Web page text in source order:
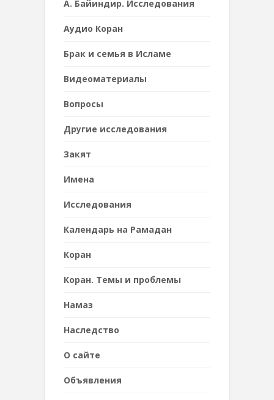
А. Байиндир. Исследования
Аудио Коран
Брак и семья в Исламе
Видеоматериалы
Вопросы
Другие исследования
Закят
Имена
Исследования
Календарь на Рамадан
Коран
Коран. Темы и проблемы
Намаз
Наследствo
О сайте
Объявления